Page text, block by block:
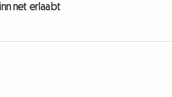
net erlaabt